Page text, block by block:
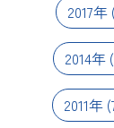
2017年
2014年
2011年